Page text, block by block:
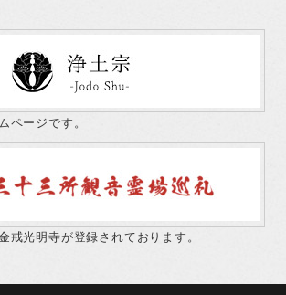
ページです。
戒光明寺が登録されております。